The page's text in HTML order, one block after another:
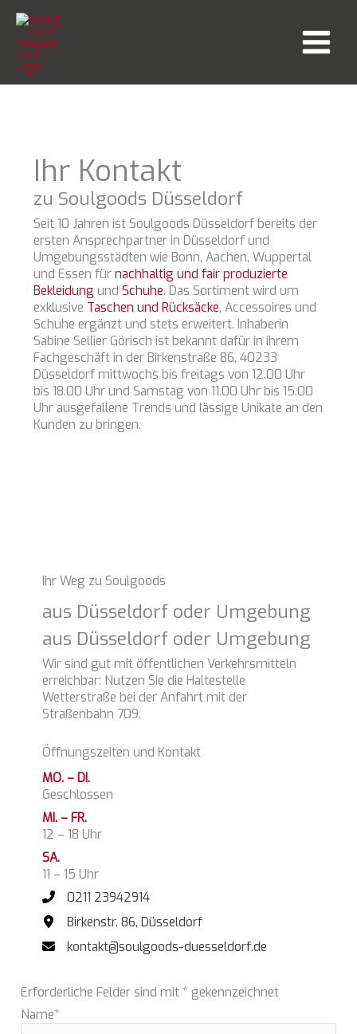
Inhalt
springen
Ihr Kontakt
zu Soulgoods Düsseldorf
Seit 10 Jahren ist Soulgoods Düsseldorf bereits der
ersten Ansprechpartner in Düsseldorf und
Umgebungsstädten wie Bonn, Aachen, Wuppertal
und Essen fürnachhaltig und fair produzierte
Bekleidung undSchuhe. Das Sortiment wird um
exklusive Taschen und Rücksäcke, Accessoires und
Schuhe ergänzt und stets erweitert. Inhaberin
Sabine Sellier Görisch ist bekannt dafür in ihrem
Fachgeschäft in der Birkenstraße 86, 40233
Düsseldorf mittwochs bis freitags von 12.00 Uhr
bis 18.00 Uhr und Samstag von 11.00 Uhr bis 15.00
Uhr ausgefallene Trends und lässige Unikate an den
Kunden zu bringen.
Ihr Weg zu Soulgoods
aus Düsseldorf oder Umgebung
aus Düsseldorf oder Umgebung
Wir sind gut mit öffentlichen Verkehrsmitteln
erreichbar: Nutzen Sie die Haltestelle
Wetterstraße bei der Anfahrt mit der
Straßenbahn 709.
Öffnungszeiten und Kontakt
MO. – DI.
Geschlossen
MI. – FR.
12 – 18 Uhr
SA.
11 – 15 Uhr
0211 23942914
Birkenstr. 86, Düsseldorf
kontakt@soulgoods-duesseldorf.de
Erforderliche Felder sind mit * gekennzeichnet
Name*